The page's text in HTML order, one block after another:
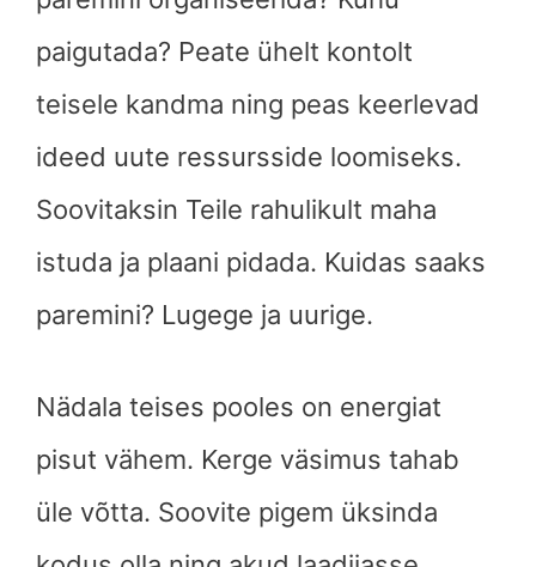
paigutada? Peate ühelt kontolt
teisele kandma ning peas keerlevad
ideed uute ressursside loomiseks.
Soovitaksin Teile rahulikult maha
istuda ja plaani pidada. Kuidas saaks
paremini? Lugege ja uurige.
Nädala teises pooles on energiat
pisut vähem. Kerge väsimus tahab
üle võtta. Soovite pigem üksinda